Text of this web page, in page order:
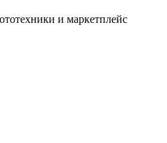
и маркетплейс